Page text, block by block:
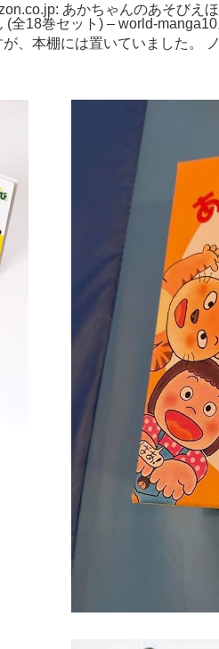
あかちゃんのあそびえ
18巻セット) – world-manga10
本棚には置いていました。